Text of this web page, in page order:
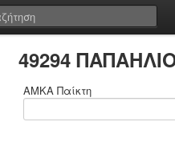
49294
ΑΜΚΑ Παίκτη